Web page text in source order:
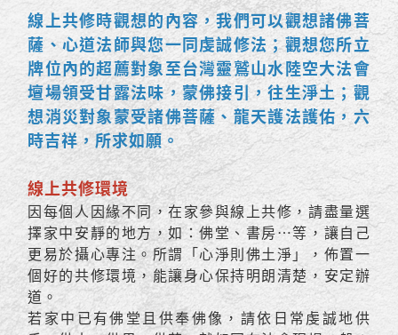
線上共修時觀想的內容，我們可以觀想諸佛菩
薩、心道法師與您一同虔誠修法；觀想您所立
牌位內的超薦對象至台灣靈鷲山水陸空大法會
壇場領受甘露法味，蒙佛接引，往生淨土；觀
想消災對象蒙受諸佛菩薩、龍天護法護佑，六
時吉祥，所求如願。
線上共修環境
因每個人因緣不同，在家參與線上共修，請盡量選
擇家中安靜的地方，如：佛堂、書房…等，讓自己
更易於攝心專注。所謂「心淨則佛土淨」，佈置一
個好的共修環境，能讓身心保持明朗清楚，安定辦
道。
若家中已有佛堂且供奉佛像，請依日常虔誠地供